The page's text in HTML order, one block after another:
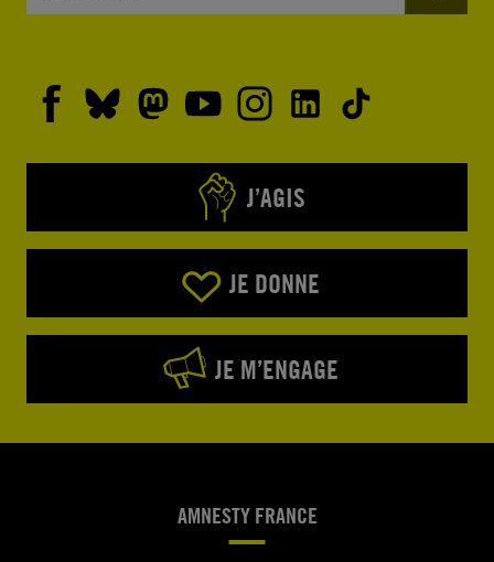
J’AGIS
JE DONNE
JE M’ENGAGE
AMNESTY FRANCE